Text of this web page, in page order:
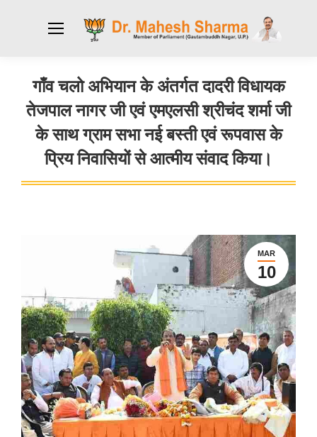
गाँव चलो अभियान के अंतर्गत दादरी विधायक
तेजपाल नागर जी एवं एमएलसी श्रीचंद शर्मा जी
के साथ ग्राम सभा नई बस्ती एवं रूपवास के
प्रिय निवासियों से आत्मीय संवाद किया।
You are here:
MAR
10